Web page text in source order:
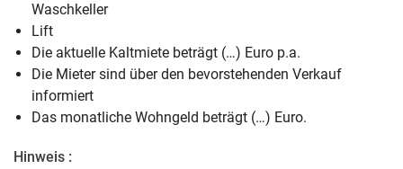
Waschkeller
Lift
Die aktuelle Kaltmiete beträgt (…) Euro p.a.
Die Mieter sind über den bevorstehenden Verkauf
informiert
Das monatliche Wohngeld beträgt (…) Euro.
Hinweis :